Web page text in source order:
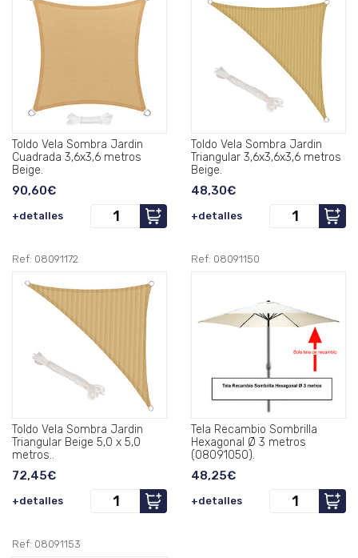
Toldo Vela Sombra Jardin
Cuadrada 3,6x3,6 metros
Beige.
90,60€
+detalles
Toldo Vela Sombra Jardin
Triangular 3,6x3,6x3,6 metros
Beige.
48,30€
+detalles
Ref: 08091172
Toldo Vela Sombra Jardin
Triangular Beige 5,0 x 5,0
metros..
72,45€
+detalles
Ref: 08091150
Tela Recambio Sombrilla
Hexagonal Ø 3 metros
(08091050).
48,25€
+detalles
Ref: 08091153